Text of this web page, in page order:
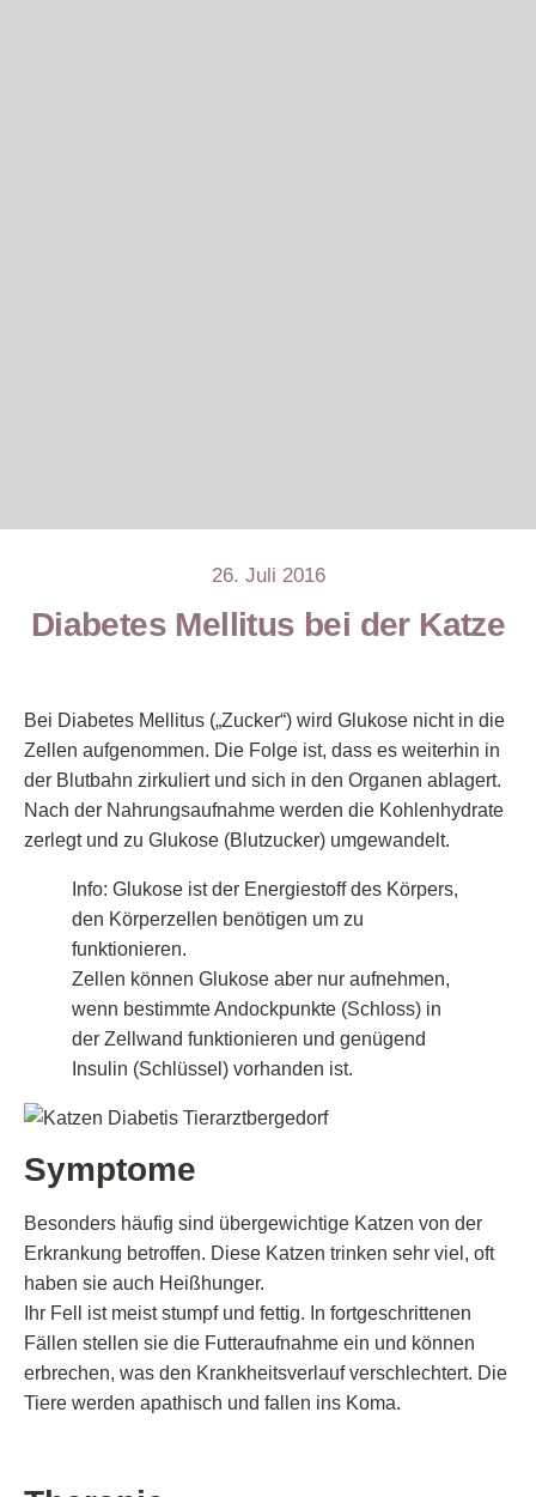
26. Juli 2016
Diabetes Mellitus bei der Katze
Bei Diabetes Mellitus („Zucker“) wird Glukose nicht in die
Zellen aufgenommen. Die Folge ist, dass es weiterhin in
der Blutbahn zirkuliert und sich in den Organen ablagert.
Nach der Nahrungsaufnahme werden die Kohlenhydrate
zerlegt und zu Glukose (Blutzucker) umgewandelt.
Info: Glukose ist der Energiestoff des Körpers,
den Körperzellen benötigen um zu
funktionieren.
Zellen können Glukose aber nur aufnehmen,
wenn bestimmte Andockpunkte (Schloss) in
der Zellwand funktionieren und genügend
Insulin (Schlüssel) vorhanden ist.
Symptome
Besonders häufig sind übergewichtige Katzen von der
Erkrankung betroffen. Diese Katzen trinken sehr viel, oft
haben sie auch Heißhunger.
Ihr Fell ist meist stumpf und fettig. In fortgeschrittenen
Fällen stellen sie die Futteraufnahme ein und können
erbrechen, was den Krankheitsverlauf verschlechtert. Die
Tiere werden apathisch und fallen ins Koma.